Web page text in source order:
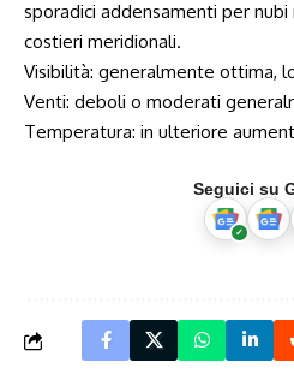
sporadici addensamenti per
costieri meridionali.
Visibilità: generalmente ottima,
Venti: deboli o moderati
Temperatura: in ulteriore
Seguici su